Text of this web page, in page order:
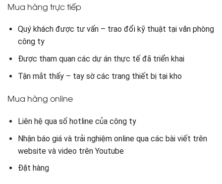
Mua hàng trực tiếp
Quý khách được tư vấn – trao đổi kỹ thuật tại văn phòng
công ty
Được tham quan các dự án thực tế đã triển khai
Tận mắt thấy – tay sờ các trang thiết bị tại kho
Mua hàng online
Liên hệ qua số hotline của công ty
Nhận báo giá và trải nghiệm online qua các bài viết trên
website và video trên Youtube
Đặt hàng